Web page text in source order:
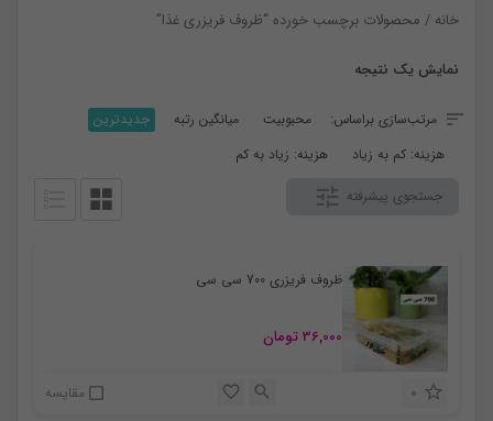
خانه / محصولات برچسب خورده “ظروف فریزری غذا”
نمایش یک نتیجه
مرتب‌سازی براساس: محبوبیت میانگین رتبه
جدیدترین
هزینه: کم به زیاد
هزینه: زیاد به کم
جستجوی پیشرفته
ظروف فریزری 700 سی سی
36,000تومان
0 مقایسه